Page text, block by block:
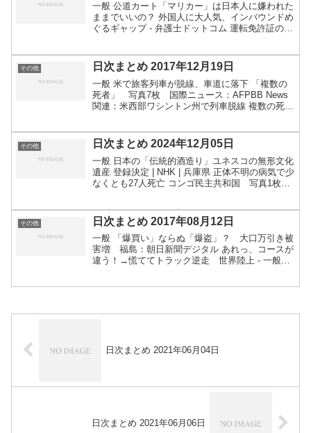
一般 公道カート「マリカー」は日本人に嫌われた
ままでいいの？ 外国人に大人気、インバウンドめ
ぐるギャップ - 弁護士ドットコム 運転免許証の偽
インチ...
その他 日次まとめ 2017年12月19日
一般 米で旅客列車が脱線、車道に落下 「複数の
死者」 写真7枚 国際ニュース：AFPBB News
関連：米西部ワシントン州で列車脱線 複数の死傷
その他 日次まとめ 2024年12月05日
一般 日本の「伝統的酒造り」ユネスコの無形文化
遺産 登録決定 | NHK | 兵庫県 正体不明の病気で少
なくとも27人死亡 コンゴ民主共和国 写真1枚
その他 日次まとめ 2017年08月12日
一般 「爆買い」ならぬ「爆盗」？ 大口万引き被
害増 福島：朝日新聞デジタル あれっ、コースが
違う！→慌ててトラック逆走 世界陸上 - 一般ス
日次まとめ 2021年06月04日
日次まとめ 2021年06月06日